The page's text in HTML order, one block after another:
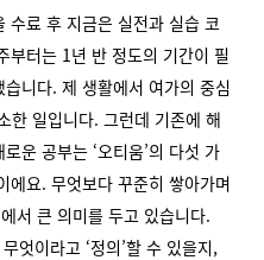
수료 후 지금은 실전과 실습 코
부터는 1년 반 정도의 기간이 필
니다. 제 생활에서 여가의 중심
한 일입니다. 그런데 기존에 해
운 공부는 ‘오티움’의 다섯 가
에요. 무엇보다 꾸준히 쌓아가며
서 큰 의미를 두고 있습니다.
엇이라고 ‘정의’할 수 있을지,